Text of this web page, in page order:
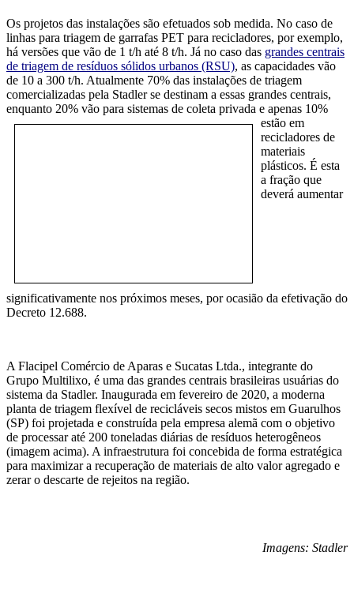
Os projetos das instalações são efetuados sob medida. No caso de
linhas para triagem de garrafas PET para recicladores, por exemplo,
há versões que vão de 1 t/h até 8 t/h. Já no caso das grandes centrais
de triagem de resíduos sólidos urbanos (RSU), as capacidades vão
de 10 a 300 t/h. Atualmente 70% das instalações de triagem
comercializadas pela Stadler se destinam a essas grandes centrais,
enquanto 20% vão para sistemas de coleta privada e apenas 10%
estão em
recicladores de
materiais
plásticos. É esta
a fração que
deverá aumentar
significativamente nos próximos meses, por ocasião da efetivação do
Decreto 12.688.
A Flacipel Comércio de Aparas e Sucatas Ltda., integrante do
Grupo Multilixo, é uma das grandes centrais brasileiras usuárias do
sistema da Stadler. Inaugurada em fevereiro de 2020, a moderna
planta de triagem flexível de recicláveis secos mistos em Guarulhos
(SP) foi projetada e construída pela empresa alemã com o objetivo
de processar até 200 toneladas diárias de resíduos heterogêneos
(imagem acima). A infraestrutura foi concebida de forma estratégica
para maximizar a recuperação de materiais de alto valor agregado e
zerar o descarte de rejeitos na região.
Imagens: Stadler